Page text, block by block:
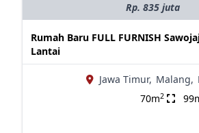
Rp. 835 juta
Rumah Baru FULL FURNISH
Lantai
Jawa Timur, Malang,
70m2